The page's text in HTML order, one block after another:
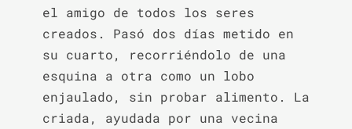
el amigo de todos los seres
creados. Pasó dos días metido en
su cuarto, recorriéndolo de una
esquina a otra como un lobo
enjaulado, sin probar alimento. La
criada, ayudada por una vecina